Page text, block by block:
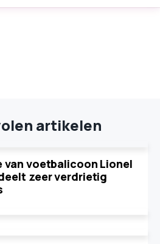
artikelen
van voetbalicoon Lionel
zeer verdrietig